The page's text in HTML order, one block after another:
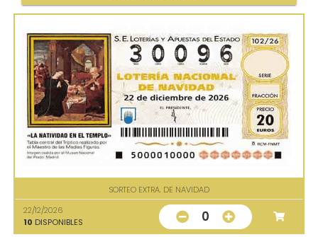
SORTEO EXTRA. DE NAVIDAD
22/12/2026
10 DISPONIBLES 0